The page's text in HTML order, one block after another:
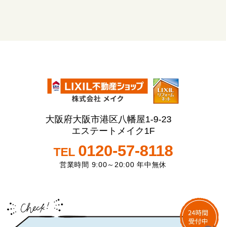
大阪府大阪市港区八幡屋1-9-23
エステートメイク1F
TEL 0120-57-8118
営業時間 9:00～20:00 年中無休